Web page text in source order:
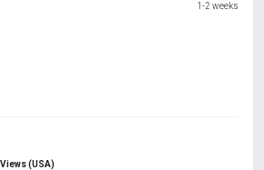
1-2 weeks
(USA)